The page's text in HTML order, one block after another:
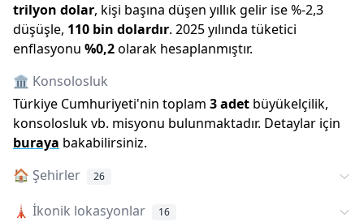
trilyon dolar, kişi başına düşen yıllık gelir ise %-2,3
düşüşle, 110 bin dolardır. 2025yılında tüketici
enflasyonu %0,2olarak hesaplanmıştır.
🏛️ Konsolosluk
Türkiye Cumhuriyeti'nin toplam 3adet büyükelçilik,
konsolosluk vb. misyonu bulunmaktadır. Detaylar için
buraya bakabilirsiniz.
🏠 Şehirler 26
🗼 İkonik lokasyonlar 16